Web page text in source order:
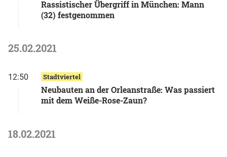
Rassistischer Übergriff in München: Mann
(32) festgenommen
25.02.2021
12:50 Stadtviertel
Neubauten an der Orleanstraße: Was passiert
mit dem Weiße-Rose-Zaun?
18.02.2021